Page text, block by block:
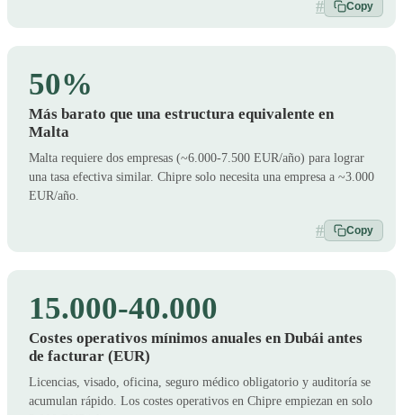
# Copy
50%
Más barato que una estructura equivalente en
Malta
Malta requiere dos empresas (~6.000-7.500 EUR/año) para lograr
una tasa efectiva similar. Chipre solo necesita una empresa a ~3.000
EUR/año.
# Copy
15.000-40.000
Costes operativos mínimos anuales en Dubái antes
de facturar (EUR)
Licencias, visado, oficina, seguro médico obligatorio y auditoría se
acumulan rápido. Los costes operativos en Chipre empiezan en solo